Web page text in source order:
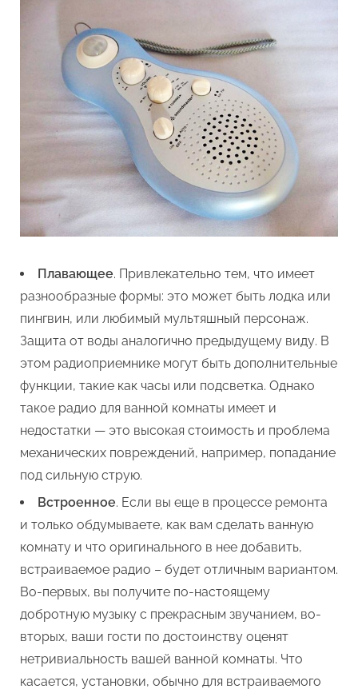
Плавающее. Привлекательно тем, что имеет
разнообразные формы: это может быть лодка или
пингвин, или любимый мультяшный персонаж.
Защита от воды аналогично предыдущему виду. В
этом радиоприемнике могут быть дополнительные
функции, такие как часы или подсветка. Однако
такое радио для ванной комнаты имеет и
недостатки — это высокая стоимость и проблема
механических повреждений, например, попадание
под сильную струю.
Встроенное. Если вы еще в процессе ремонта
и только обдумываете, как вам сделать ванную
комнату и что оригинального в нее добавить,
встраиваемое радио – будет отличным вариантом.
Во-первых, вы получите по-настоящему
добротную музыку с прекрасным звучанием, во-
вторых, ваши гости по достоинству оценят
нетривиальность вашей ванной комнаты. Что
касается, установки, обычно для встраиваемого